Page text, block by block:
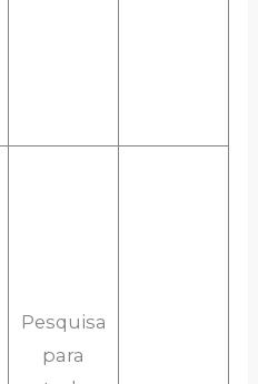
Pesquisa
para